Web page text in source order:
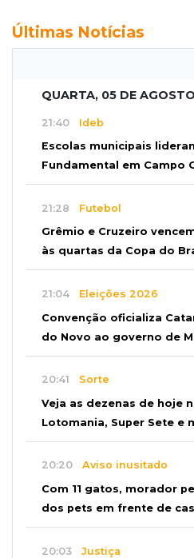
Últimas Notícias
QUARTA, 05 DE AGOSTO
21:40 Ideb
Escolas municipais
Fundamental em Campo
21:28 Futebol
Grêmio e Cruzeiro
às quartas da Copa do
21:04 Eleições 2026
Convenção oficializa
do Novo ao governo de
20:41 Sorte
Veja as dezenas de hoje
Lotomania, Super Sete e
20:20 Aviso inusitado
Com 11 gatos, morador
dos pets em frente de
20:03 Justiça